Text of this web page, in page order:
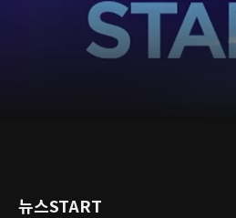
뉴스START